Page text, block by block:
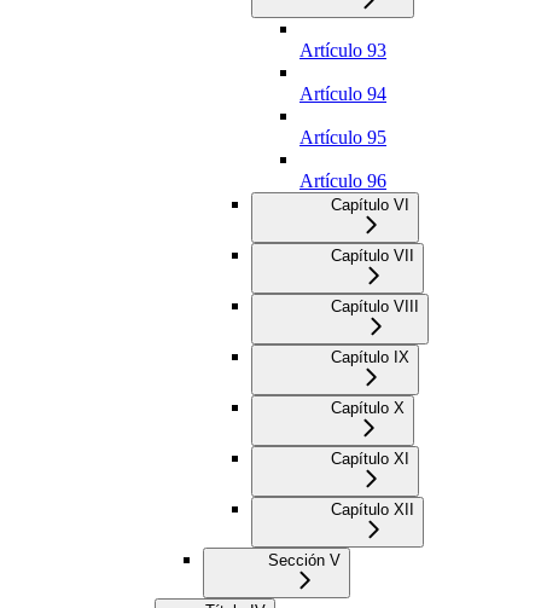
Artículo 93
Artículo 94
Artículo 95
Artículo 96
Capítulo VI
Capítulo VII
Capítulo VIII
Capítulo IX
Capítulo X
Capítulo XI
Capítulo XII
Sección V